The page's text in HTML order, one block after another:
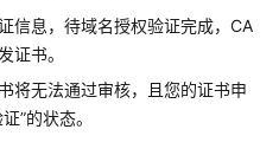
信息，待域名授权验证完成，CA
证书。
将无法通过审核，且您的证书申
”的状态。